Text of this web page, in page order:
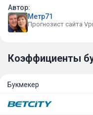
Автор:
Метр71
Прогнозист сайта
Коэффициенты
Букмекер